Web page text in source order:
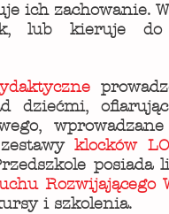
ich zachowanie.
lub kieruje do
dziećmi,
klocków
posiada
Rozwijającego
i szkolenia.